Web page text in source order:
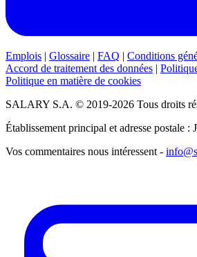
Emplois | Glossaire | FAQ | Conditions
Accord de traitement des données |
Politique en matière de cookies
SALARY S.A. © 2019-2026 Tous droits
Établissement principal et adresse postale :
Vos commentaires nous intéressent -